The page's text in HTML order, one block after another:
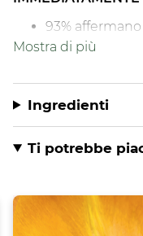
93%
morbida e
DOPO 21 GIORNI
-26%
l’eccesso di
Ingredienti
Ti potrebbe